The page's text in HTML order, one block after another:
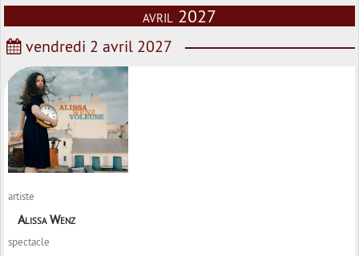
avril 2027
vendredi 2 avril 2027
artiste
Alissa Wenz
spectacle